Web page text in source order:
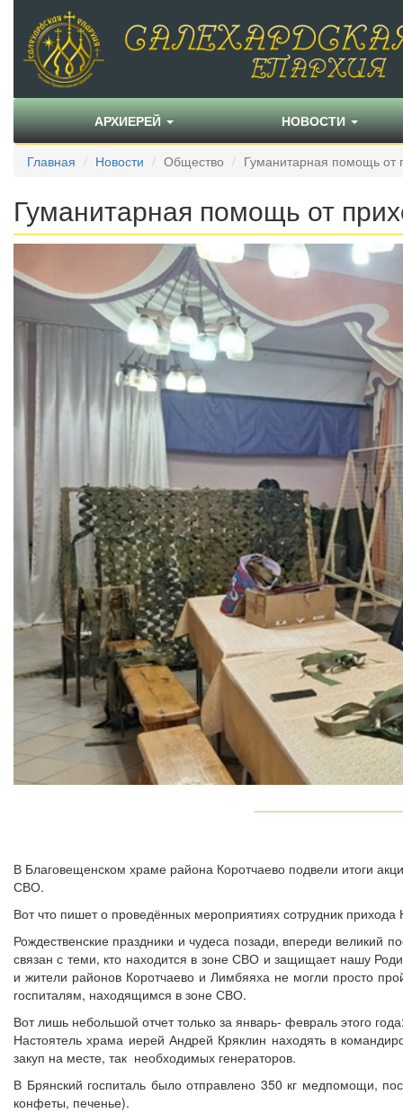
АРХИЕРЕЙ НОВОСТИ
Главная Новости Общество Гуманитарная помощь от
Гуманитарная помощь от
В Благовещенском храме района Коротчаево подвели итоги
СВО.
Вот что пишет о проведённых мероприятиях сотрудник
Рождественские праздники и чудеса позади, впереди
связан с теми, кто находится в зоне СВО и защищает нашу
и жители районов Коротчаево и Лимбяяха не могли просто
госпиталям, находящимся в зоне СВО.
Вот лишь небольшой отчет только за январь- февраль этого
Настоятель храма иерей Андрей Кряклин находять в
закуп на месте, так необходимых генераторов.
В Брянский госпиталь было отправлено 350 кг медпомощи,
конфеты, печенье).